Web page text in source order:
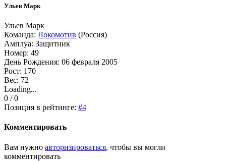
Ульев Марк
Ульев Марк
Команда: Локомотив (Россия)
Амплуа: Защитник
Номер: 49
День Рождения: 06 февраля 2005
Рост: 170
Вес: 72
Loading...
0 / 0
Позиция в рейтинге: #4
Комментировать
Вам нужно авторизироваться, чтобы вы могли
комментировать